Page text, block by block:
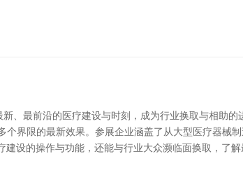
、最前沿的医疗建设与时刻，成为行业换取与相助的
界限的最新效果。参展企业涵盖了从大型医疗器械
设的操作与功能，还能与行业大众濒临面换取，了